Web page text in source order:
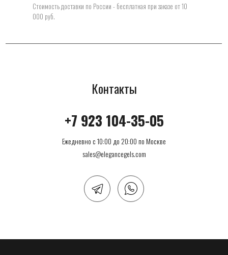
Стоимость доставки по Росcии - бесплатная при заказе от 10
000 руб.
+7 923 104-35-05
sales@elegancegels.com
Ежедневно с 10:00 до 20:00 по Москве
Контакты